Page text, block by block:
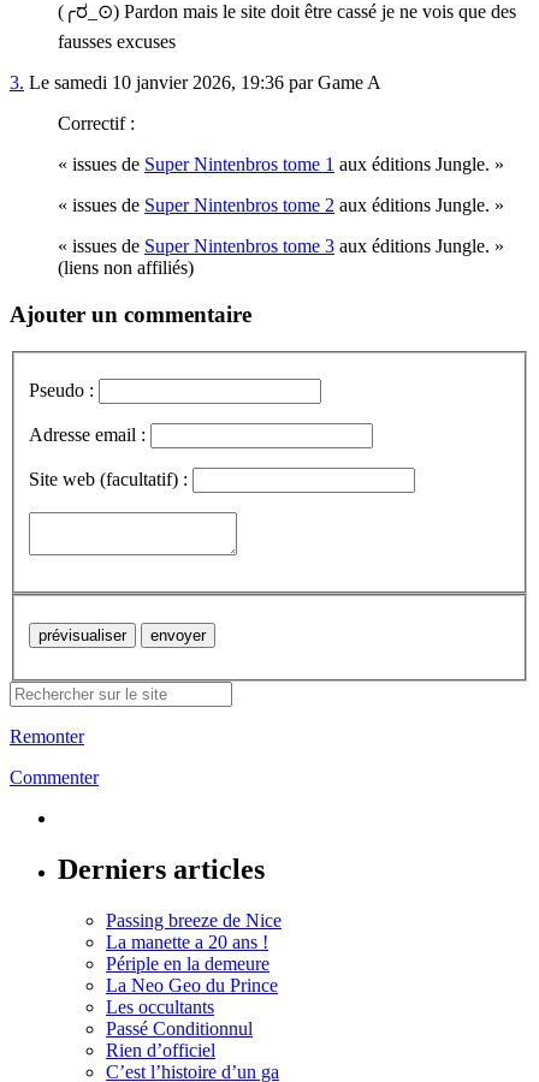
(╭ರ_⊙) Pardon mais le site doit être cassé je ne vois que des
fausses excuses
3. Le samedi 10 janvier 2026, 19:36 par Game A
Correctif :
« issues de Super Nintenbros tome 1 aux éditions Jungle. »
« issues de Super Nintenbros tome 2 aux éditions Jungle. »
« issues de Super Nintenbros tome 3 aux éditions Jungle. »
(liens non affiliés)
Ajouter un commentaire
Pseudo :
Adresse email :
Site web (facultatif) :
Remonter
Commenter
Derniers articles
Passing breeze de Nice
La manette a 20 ans !
Périple en la demeure
La Neo Geo du Prince
Les occultants
Passé Conditionnul
Rien d’officiel
C’est l’histoire d’un ga